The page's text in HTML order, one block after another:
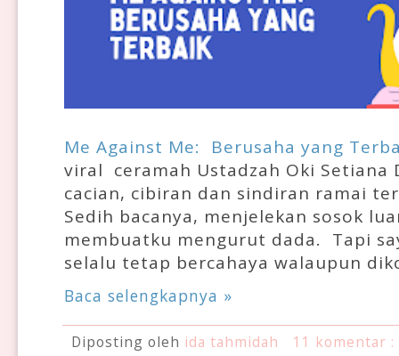
Me Against Me: Berusaha yang
viral ceramah Ustadzah Oki Setiana
cacian, cibiran dan sindiran ramai
Sedih bacanya, menjelekan sosok
membuatku mengurut dada. Tapi
selalu tetap bercahaya walaupun
Baca selengkapnya »
Diposting oleh ida tahmidah
11 komentar :